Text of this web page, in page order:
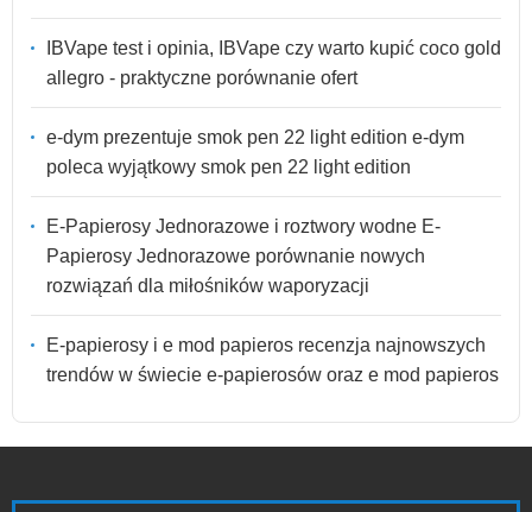
IBVape test i opinia, IBVape czy warto kupić coco gold
allegro - praktyczne porównanie ofert
e-dym prezentuje smok pen 22 light edition e-dym
poleca wyjątkowy smok pen 22 light edition
E-Papierosy Jednorazowe i roztwory wodne E-
Papierosy Jednorazowe porównanie nowych
rozwiązań dla miłośników waporyzacji
E-papierosy i e mod papieros recenzja najnowszych
trendów w świecie e-papierosów oraz e mod papieros